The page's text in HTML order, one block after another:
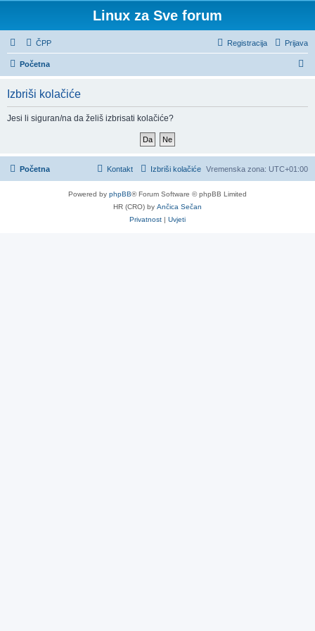
Linux za Sve forum
ČPP Prijava
Registracija
Početna
n
Izbriši kolačiće
Jesi li siguran/na da želiš izbrisati kolačiće?
Početna Vremenska zona: UTC+01:00
Izbriši kolačiće
Kontakt
Powered by phpBB® Forum Software © phpBB Limited
HR (CRO) by Ančica Sečan
Privatnost | Uvjeti